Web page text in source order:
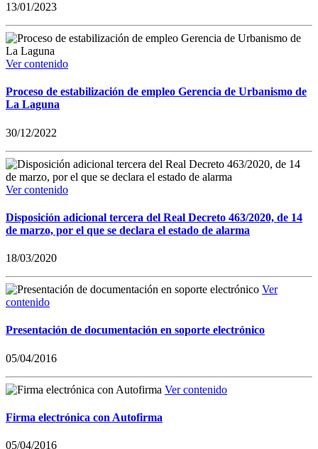
13/01/2023
Ver contenido
Proceso de estabilización de empleo Gerencia de Urbanismo de
La Laguna
30/12/2022
Ver contenido
Disposición adicional tercera del Real Decreto 463/2020, de 14
de marzo, por el que se declara el estado de alarma
18/03/2020
Ver
contenido
Presentación de documentación en soporte electrónico
05/04/2016
Ver contenido
Firma electrónica con Autofirma
05/04/2016